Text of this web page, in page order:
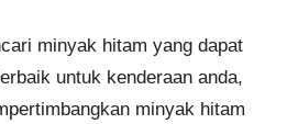
minyak hitam yang dapat
untuk kenderaan anda,
minyak hitam